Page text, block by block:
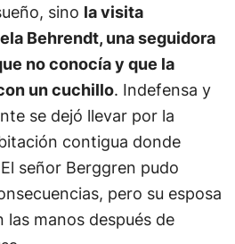
sino la visita
Behrendt, una seguidora
no conocía y que la
un cuchillo. Indefensa y
se dejó llevar por la
contigua donde
señor Berggren pudo
pero su esposa
manos después de